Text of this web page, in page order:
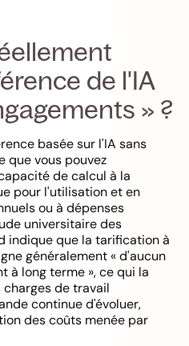
de l'IA
» ?
basée sur l'IA sans
que vous pouvez
de calcul à la
pour l'utilisation et en
ou à dépenses
universitaire des
indique que la tarification à
généralement « d'aucun
à long terme », ce qui la
de travail
continue d'évoluer,
des coûts menée par